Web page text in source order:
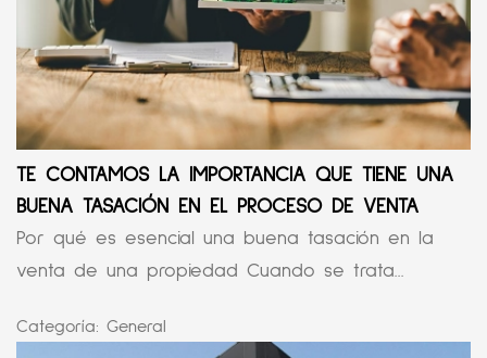
TE CONTAMOS LA IMPORTANCIA QUE TIENE UNA
BUENA TASACIÓN EN EL PROCESO DE VENTA
Por qué es esencial una buena tasación en la
venta de una propiedad Cuando se trata...
Categoría: General